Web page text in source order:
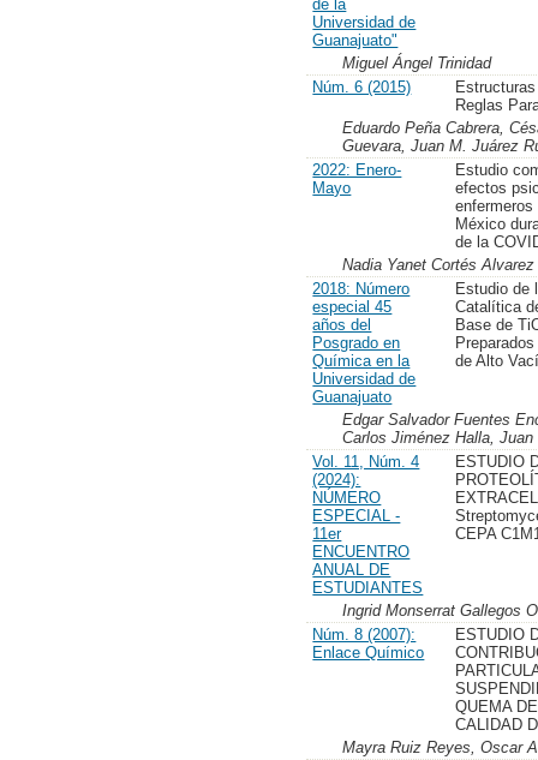
de la
Universidad de
Guanajuato"
Miguel Ángel Trinidad
Núm. 6 (2015)
Reglas
Eduardo Peña Cabrera,
Guevara, Juan M. Juárez
2022: Enero-
Mayo
Estudio
efectos
México
de la
Nadia Yanet Cortés Alvarez
2018: Número
especial 45
años del
Posgrado en
Química en la
Universidad de
Guanajuato
Estudio de
Catalítica
Base de
de Alto
Edgar Salvador Fuentes
Carlos Jiménez Halla,
Vol. 11, Núm. 4
(2024):
NÚMERO
ESPECIAL -
11er
ENCUENTRO
ANUAL DE
ESTUDIANTES
ESTUDIO
CEPA
Ingrid Monserrat Gallegos
Núm. 8 (2007):
Enlace Químico
ESTUDIO
QUEMA
CALIDAD
Mayra Ruiz Reyes, Oscar